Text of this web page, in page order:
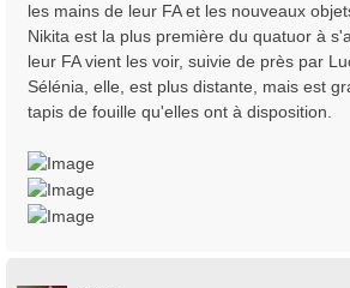
g
e
les mains de leur FA et les nouveaux
Nikita est la plus première du quatuor à
leur FA vient les voir, suivie de près par
Sélénia, elle, est plus distante, mais est
tapis de fouille qu'elles ont à disposition.